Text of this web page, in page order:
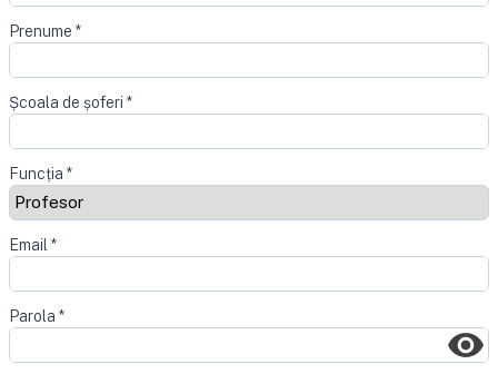
Prenume *
Școala de șoferi *
Funcția *
Email *
Parola *